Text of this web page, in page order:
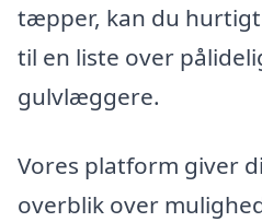
tæpper, kan du
til en liste over
gulvlæggere.
Vores platform giver
overblik over